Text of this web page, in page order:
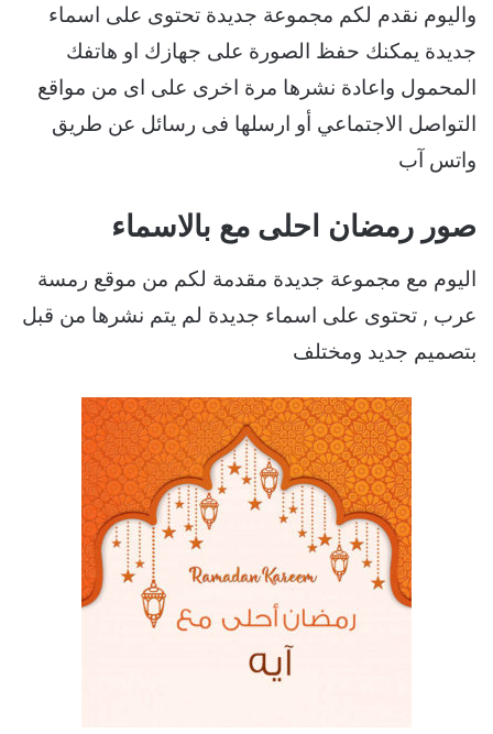
واليوم نقدم لكم مجموعة جديدة تحتوى على اسماء
جديدة يمكنك حفظ الصورة على جهازك او هاتفك
المحمول واعادة نشرها مرة اخرى على اى من مواقع
التواصل الاجتماعي أو ارسلها فى رسائل عن طريق
واتس آب
صور رمضان احلى مع بالاسماء
اليوم مع مجموعة جديدة مقدمة لكم من موقع رمسة
عرب , تحتوى على اسماء جديدة لم يتم نشرها من قبل
بتصميم جديد ومختلف